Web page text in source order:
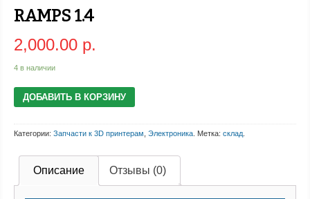
RAMPS 1.4
2,000.00 р.
4 в наличии
ДОБАВИТЬ В КОРЗИНУ
Категории: Запчасти к 3D принтерам Электроника Метка: склад
Описание Отзывы (0)